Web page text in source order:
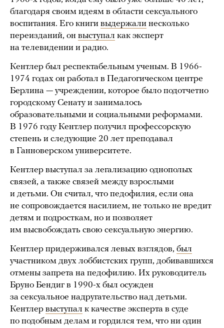
благодаря своим идеям в области сексуального
воспитания. Его книги выдержали несколько
переизданий, он выступал как эксперт
на телевидении и радио.
Кентлер был респектабельным ученым. В 1966-
1974 годах он работал в Педагогическом центре
Берлина — учреждении, которое было подотчетно
городскому Сенату и занималось
образовательными и социальными реформами.
В 1976 году Кентлер получил профессорскую
степень и следующие 20 лет преподавал
в Ганноверском университете.
Кентлер выступал за легализацию однополых
связей, а также связей между взрослыми
и детьми. Он считал, что педофилия, если она
не сопровождается насилием, не только не вредит
детям и подросткам, но и позволяет
им высвобождать свою сексуальную энергию.
Кентлер придерживался левых взглядов, был
участником двух лоббистских групп, добивавшихся
отмены запрета на педофилию. Их руководитель
Бруно Бендиг в 1990-х был осужден
за сексуальное надругательство над детьми.
Кентлер выступал к качестве эксперта в суде
по подобным делам и гордился тем, что ни один